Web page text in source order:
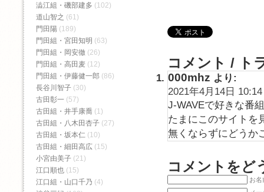
コメント / ト
000mhz より:
2021年4月14日
J-WAVEで好きな番
たまにこのサイトを
無くならずにどうか
コメントをど
お名
澁江組・磯部建多 (102)
道山智之 (61)
門田陽 (189)
門田組・宮田知明 (63)
門田組・岡安徹 (26)
門田組・高田麦 (12)
門田組・伊藤健一郎 (86)
長谷川智子 (30)
古田彰一 (57)
古田組・井手康喬 (1)
古田組・八木田杏子 (27)
古田組・坂本仁 (10)
古田組・細田高広 (15)
小宮由美子 (21)
江口順也 (15)
江口組・山口千乃 (4)